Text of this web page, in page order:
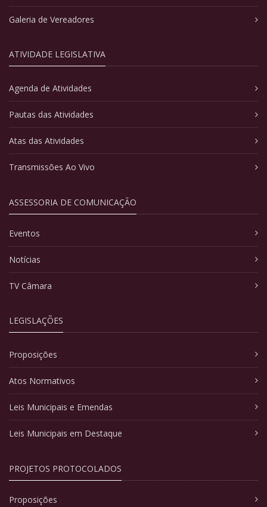
Galeria de Vereadores
ATIVIDADE LEGISLATIVA
Agenda de Atividades
Pautas das Atividades
Atas das Atividades
Transmissões Ao Vivo
ASSESSORIA DE COMUNICAÇÃO
Eventos
Notícias
TV Câmara
LEGISLAÇÕES
Proposições
Atos Normativos
Leis Municipais e Emendas
Leis Municipais em Destaque
PROJETOS PROTOCOLADOS
Proposições